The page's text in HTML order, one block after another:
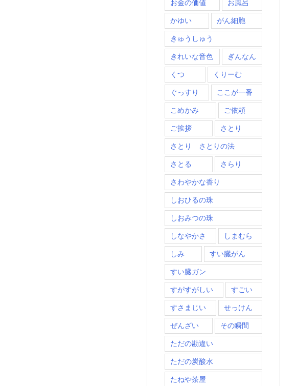
お金の価値 お風呂
かゆい がん細胞
きゅうしゅう
きれいな音色 ぎんなん
くつ くりーむ
ぐっすり ここが一番
こめかみ ご依頼
ご挨拶 さとり
さとり さとりの法
さとる さらり
さわやかな香り
しおひるの珠
しおみつの珠
しなやかさ しまむら
しみ すい臓がん
すい臓ガン
すがすがしい すごい
すさまじい せっけん
ぜんざい その瞬間
ただの勘違い
ただの炭酸水
たねや茶屋